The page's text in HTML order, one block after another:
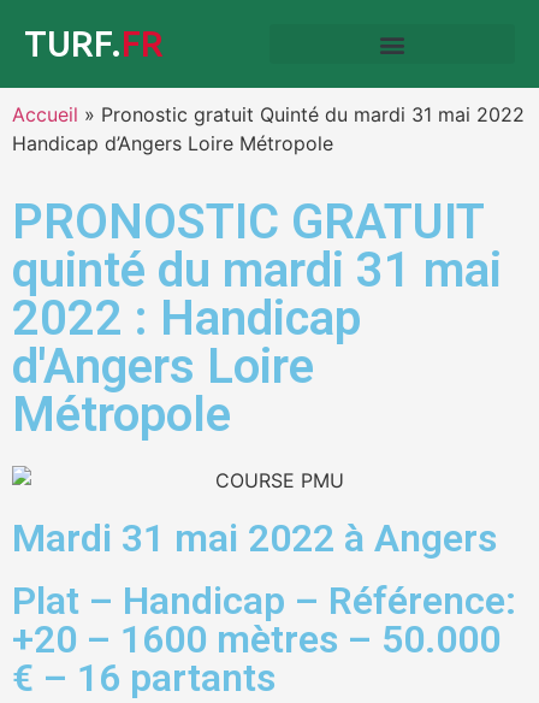
TURF.FR
Accueil » Pronostic gratuit Quinté du mardi 31 mai 2022
Handicap d’Angers Loire Métropole
PRONOSTIC GRATUIT
quinté du mardi 31 mai
2022 : Handicap
d'Angers Loire
Métropole
Mardi 31 mai 2022 à Angers
Plat – Handicap – Référence:
+20 – 1600 mètres – 50.000
€ – 16 partants